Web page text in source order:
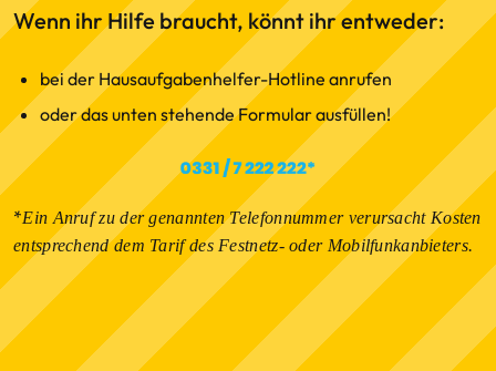
Wenn ihr Hilfe braucht, könnt ihr entweder:
bei der Hausaufgabenhelfer-Hotline anrufen
oder das unten stehende Formular ausfüllen!
*Ein Anruf zu der genannten Telefonnummer verursacht Kosten
entsprechend dem Tarif des Festnetz- oder Mobilfunkanbieters.